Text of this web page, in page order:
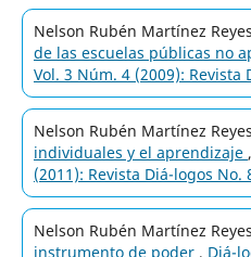
Nelson Rubén Martínez
de las escuelas públicas no
Vol. 3 Núm. 4 (2009): Revista
Nelson Rubén Martínez
individuales y el aprendizaje ,
(2011): Revista Diá-logos No.
Nelson Rubén Martínez
instrumento de poder , Diá-